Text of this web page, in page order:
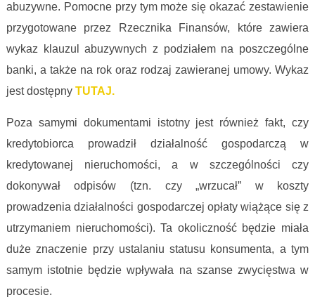
abuzywne. Pomocne przy tym może się okazać zestawienie
przygotowane przez Rzecznika Finansów, które zawiera
wykaz klauzul abuzywnych z podziałem na poszczególne
banki, a także na rok oraz rodzaj zawieranej umowy. Wykaz
jest dostępny TUTAJ.
Poza samymi dokumentami istotny jest również fakt, czy
kredytobiorca prowadził działalność gospodarczą w
kredytowanej nieruchomości, a w szczególności czy
dokonywał odpisów (tzn. czy „wrzucał” w koszty
prowadzenia działalności gospodarczej opłaty wiążące się z
utrzymaniem nieruchomości). Ta okoliczność będzie miała
duże znaczenie przy ustalaniu statusu konsumenta, a tym
samym istotnie będzie wpływała na szanse zwycięstwa w
procesie.